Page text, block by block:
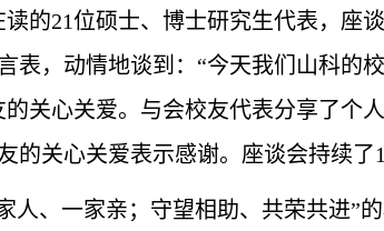
读的21位硕士、博士研究生代表，座
表，动情地谈到：“今天我们山科的
关心关爱。与会校友代表分享了个
的关心关爱表示感谢。座谈会持续了
人、一家亲；守望相助、共荣共进”